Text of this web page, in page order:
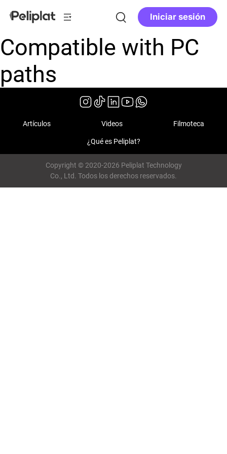
Iniciar sesión
Compatible with PC
paths
Artículos Videos Filmoteca
¿Qué es Peliplat?
Copyright © 2020-2026 Peliplat Technology
Co., Ltd. Todos los derechos reservados.